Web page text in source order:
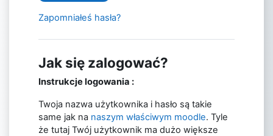
Zapomniałeś hasła?
Jak się zalogować?
Instrukcje logowania :
Twoja nazwa użytkownika i hasło są takie
same jak na naszym właściwym moodle. Tyle
że tutaj Twój użytkownik ma dużo większe